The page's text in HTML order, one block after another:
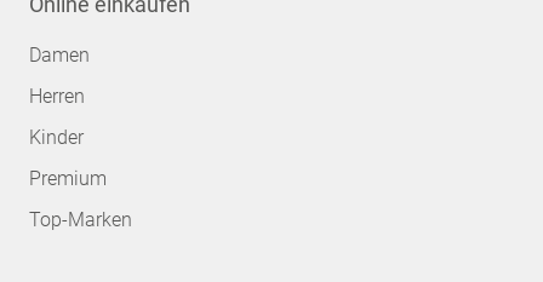
Damen
Herren
Kinder
Premium
Top-Marken